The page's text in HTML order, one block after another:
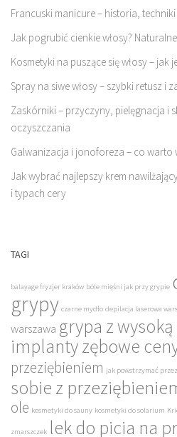
Francuski manicure – historia,
Jak pogrubić cienkie włosy?
Kosmetyki na puszące się włosy – jak
Spray na siwe włosy – szybki retusz i
Zaskórniki – przyczyny, pielęgnacja i
oczyszczania
Galwanizacja i jonoforeza – co warto
Jak wybrać najlepszy krem
i typach cery
TAGI
balayage fryzjer kraków bóle mięśni jak przy grypie
grypy czarne mydło depilacja laserowa
warszawa grypa z
implanty zębowe
przeziębieniem jak powstrzymać
sobie z
ole kosmetyki do sauny kosmetyki do solarium
zmarszczek lek do picia na